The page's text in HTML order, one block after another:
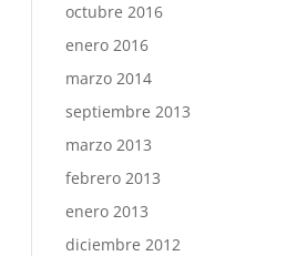
octubre 2016
enero 2016
marzo 2014
septiembre 2013
marzo 2013
febrero 2013
enero 2013
diciembre 2012